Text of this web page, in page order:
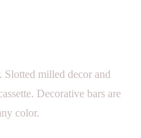
Slotted milled decor and
Decorative bars are
color.